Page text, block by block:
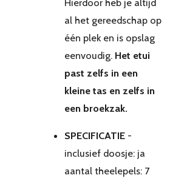
al het gereedschap op
één plek en is opslag
eenvoudig. Het etui
past zelfs in een
kleine tas en zelfs in
een broekzak.
SPECIFICATIE -
inclusief doosje: ja
aantal theelepels: 7